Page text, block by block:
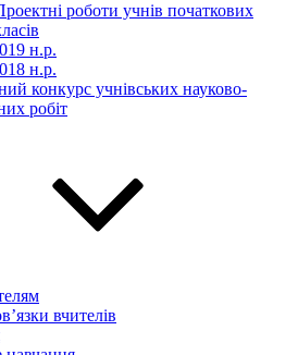
роботи учнів початкових
н.р.
н.р.
конкурс учнівських науково-
робіт
вчителів